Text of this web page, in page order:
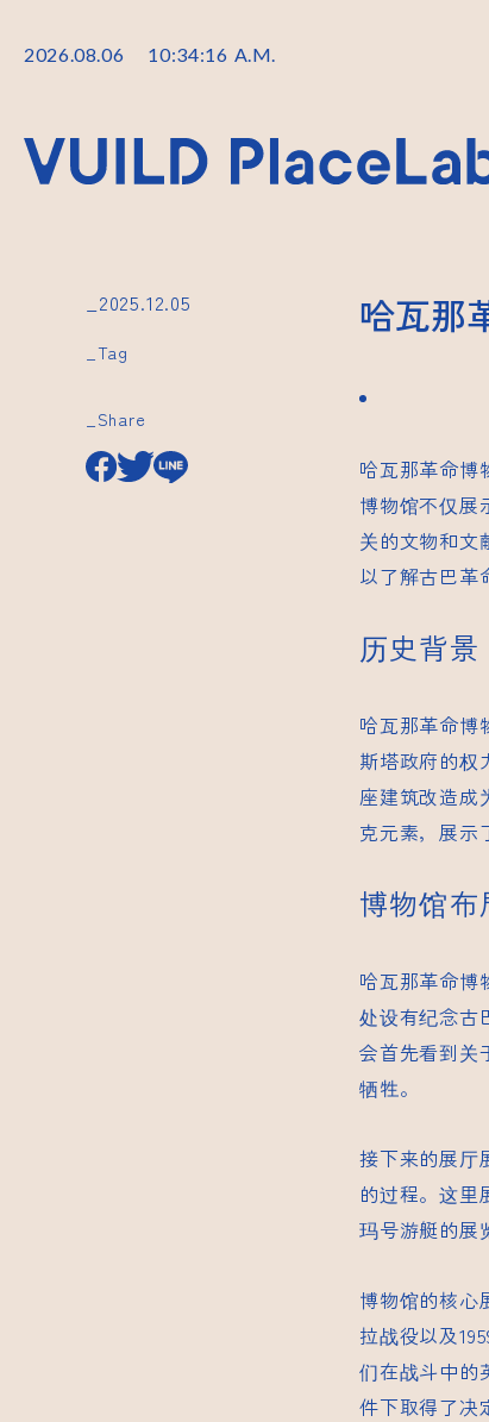
2026.08.06 10:34:17 A.M.
_2025.12.05
_Tag
_Share
哈瓦那
哈瓦那革命博
博物馆不仅展
关的文物和文
以了解古巴革
历史背景
哈瓦那革命博
斯塔政府的权
座建筑改造成
克元素，展示
博物馆布
哈瓦那革命博
处设有纪念古
会首先看到关
牺牲。
接下来的展厅
的过程。这里
玛号游艇的展
博物馆的核心
拉战役以及
们在战斗中的
件下取得了决